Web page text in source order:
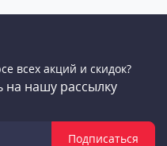
всех акций и скидок?
нашу рассылку
Подписаться